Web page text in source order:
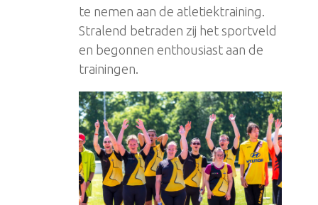
te nemen aan de atletiektraining.
Stralend betraden zij het sportveld
en begonnen enthousiast aan de
trainingen.